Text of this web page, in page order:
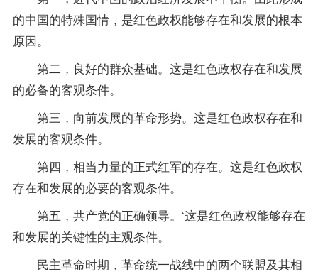
的中国的特殊国情，是红色政权能够存在和发展的根本
原因。
第二，良好的群众基础。这是红色政权存在和发展
的必备的客观条件。
第三，向前发展的革命形势。这是红色政权存在和
发展的客观条件。
第四，相当力量的正式红军的存在。这是红色政权
存在和发展的必要的客观条件。
第五，共产党的正确领导。‘这是红色政权能够存在
和发展的关键性的主观条件。
民主革命时期，革命统一战线中的两个联盟及其相